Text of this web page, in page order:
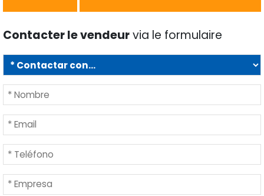
Contacter le vendeurvia le formulaire